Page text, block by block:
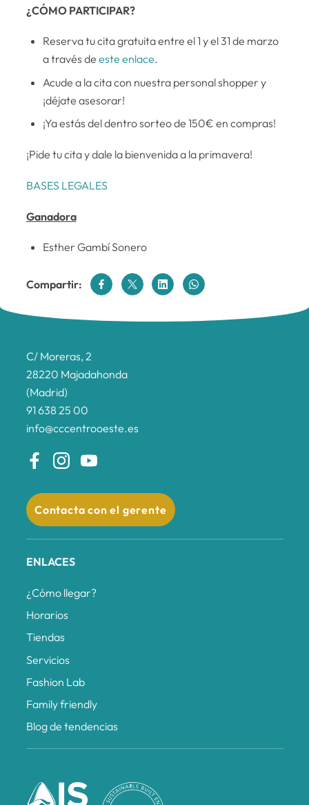
¿CÓMO PARTICIPAR?
Reserva tu cita gratuita entre el 1 y el 31 de marzo
a través de este enlace.
Acude a la cita con nuestra personal shopper y
¡déjate asesorar!
¡Ya estás del dentro sorteo de 150€ en compras!
¡Pide tu cita y dale la bienvenida a la primavera!
BASES LEGALES
Ganadora
Esther Gambí Sonero
Compartir:
C/ Moreras, 2
28220 Majadahonda
(Madrid)
91 638 25 00
info@cccentrooeste.es
Contacta con el gerente
ENLACES
¿Cómo llegar?
Horarios
Tiendas
Servicios
Fashion Lab
Family friendly
Blog de tendencias